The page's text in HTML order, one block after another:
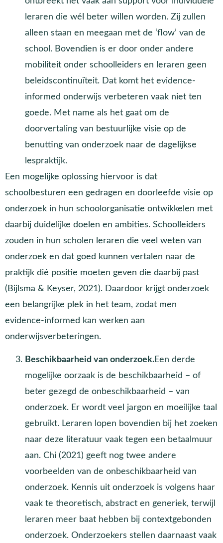
leraren die wél beter willen worden. Zij zullen
alleen staan en meegaan met de ‘flow’ van de
school. Bovendien is er door onder andere
mobiliteit onder schoolleiders en leraren geen
beleidscontinuïteit. Dat komt het evidence-
informed onderwijs verbeteren vaak niet ten
goede. Met name als het gaat om de
doorvertaling van bestuurlijke visie op de
benutting van onderzoek naar de dagelijkse
lespraktijk.
Een mogelijke oplossing hiervoor is dat
schoolbesturen een gedragen en doorleefde visie op
onderzoek in hun schoolorganisatie ontwikkelen met
daarbij duidelijke doelen en ambities. Schoolleiders
zouden in hun scholen leraren die veel weten van
onderzoek en dat goed kunnen vertalen naar de
praktijk dié positie moeten geven die daarbij past
(Bijlsma & Keyser, 2021). Daardoor krijgt onderzoek
een belangrijke plek in het team, zodat men
evidence-informed kan werken aan
onderwijsverbeteringen.
Beschikbaarheid van onderzoek.Een derde
mogelijke oorzaak is de beschikbaarheid – of
beter gezegd de onbeschikbaarheid – van
onderzoek. Er wordt veel jargon en moeilijke taal
gebruikt. Leraren lopen bovendien bij het zoeken
naar deze literatuur vaak tegen een betaalmuur
aan. Chi (2021) geeft nog twee andere
voorbeelden van de onbeschikbaarheid van
onderzoek. Kennis uit onderzoek is volgens haar
vaak te theoretisch, abstract en generiek, terwijl
leraren meer baat hebben bij contextgebonden
onderzoek. Onderzoekers stellen daarnaast vaak